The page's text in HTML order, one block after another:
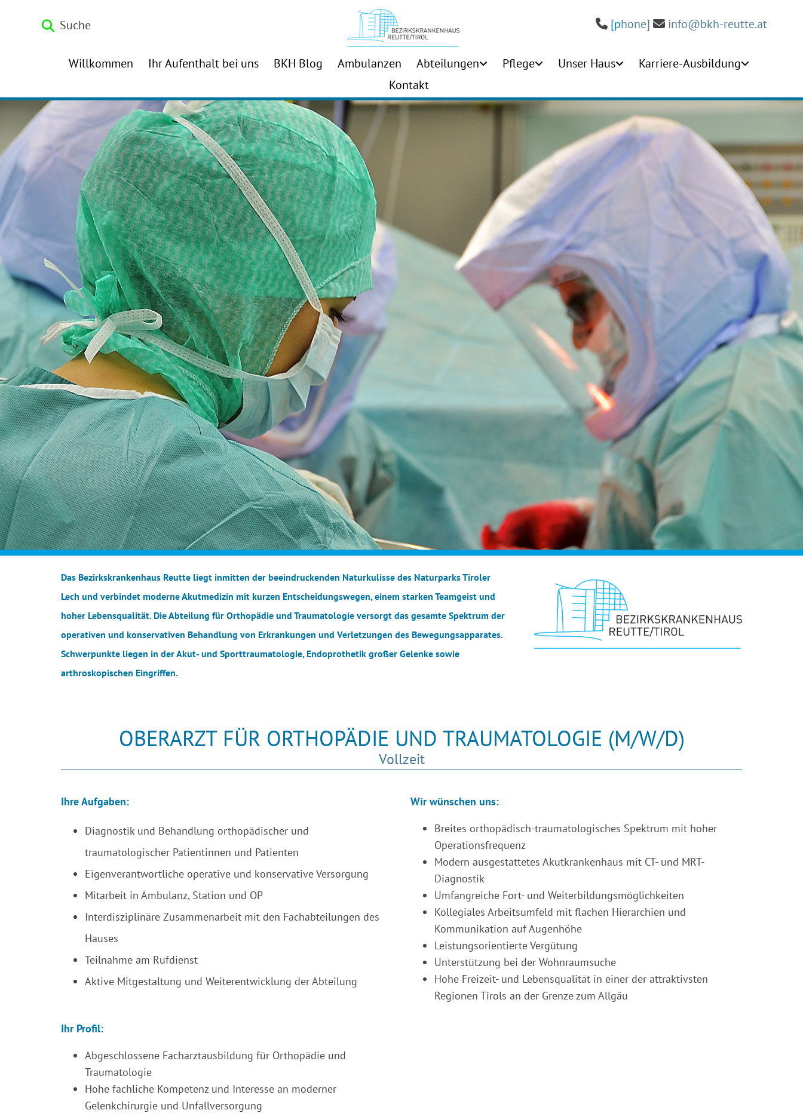
Suche  [phone]  info@bkh-reutte.at
Willkommen Ihr Aufenthalt bei uns BKH Blog Ambulanzen Abteilungen Pflege Unser Haus
Karriere-Ausbildung
Kontakt
Das Bezirkskrankenhaus Reutte liegt inmitten der beeindruckenden Naturkulisse des Naturparks Tiroler
Lech und verbindet moderne Akutmedizin mit kurzen Entscheidungswegen, einem starken Teamgeist und
hoher Lebensqualität. Die Abteilung für Orthopädie und Traumatologie versorgt das gesamte Spektrum der
operativen und konservativen Behandlung von Erkrankungen und Verletzungen des Bewegungsapparates.
Schwerpunkte liegen in der Akut- und Sporttraumatologie, Endoprothetik großer Gelenke sowie
arthroskopischen Eingriffen.
OBERARZT FÜR ORTHOPÄDIE UND TRAUMATOLOGIE (M/W/D)
Vollzeit
Ihre Aufgaben:
Diagnostik und Behandlung orthopädischer und
traumatologischer Patientinnen und Patienten
Eigenverantwortliche operative und konservative Versorgung
Mitarbeit in Ambulanz, Station und OP
Interdisziplinäre Zusammenarbeit mit den Fachabteilungen des
Hauses
Teilnahme am Rufdienst
Aktive Mitgestaltung und Weiterentwicklung der Abteilung
Ihr Profil:
Abgeschlossene Facharztausbildung für Orthopädie und
Traumatologie
Hohe fachliche Kompetenz und Interesse an moderner
Gelenkchirurgie und Unfallversorgung
Wir wünschen uns:
Breites orthopädisch-traumatologisches Spektrum mit hoher
Operationsfrequenz
Modern ausgestattetes Akutkrankenhaus mit CT- und MRT-
Diagnostik
Umfangreiche Fort- und Weiterbildungsmöglichkeiten
Kollegiales Arbeitsumfeld mit flachen Hierarchien und
Kommunikation auf Augenhöhe
Leistungsorientierte Vergütung
Unterstützung bei der Wohnraumsuche
Hohe Freizeit- und Lebensqualität in einer der attraktivsten
Regionen Tirols an der Grenze zum Allgäu